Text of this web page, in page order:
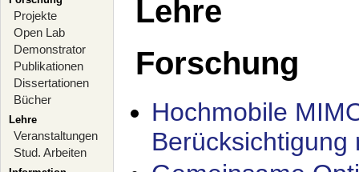
Projekte
Open Lab
Demonstrator
Publikationen
Dissertationen
Bücher
Lehre
Veranstaltungen
Stud. Arbeiten
Lehre
Forschung
Hochmobile
Berücksichtigung